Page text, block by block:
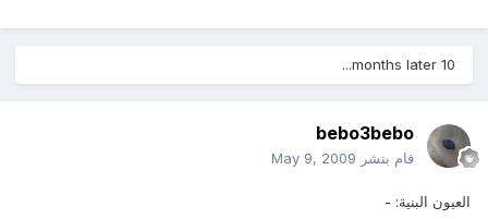
10 months later...
bebo3bebo
قام بنشر May 9, 2009
العيون البنية: -